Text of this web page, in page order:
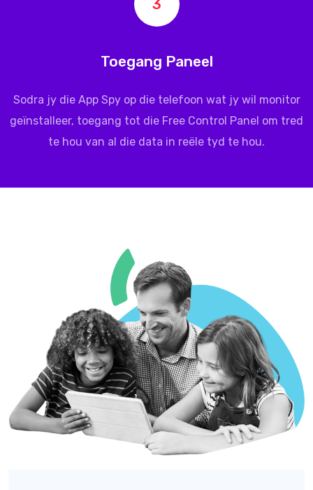
3
Toegang Paneel
Sodra jy die App Spy op die telefoon wat jy wil monitor
geïnstalleer, toegang tot die Free Control Panel om tred
te hou van al die data in reële tyd te hou.